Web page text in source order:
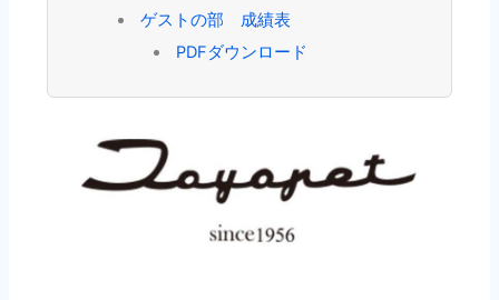
ゲストの部 成績表
PDFダウンロード